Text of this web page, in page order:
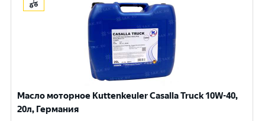
Масло моторное Kuttenkeuler Casalla Truck 10W-40,
20л, Германия